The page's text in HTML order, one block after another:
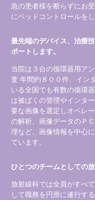
急の患者様を断らずにお
にベッドコントロールをし
最先端のデバイス、治療
ポートします。
当院は３台の循環器用ア
査 年間約８００件、イン
いる全国でも有数の循環
は被ばくの管理やインタ
要な画像を選定しオペレ
の解析、画像データのＰ
理など、画像情報を中心
ています。
ひとつのチームとしての
放射線科では全員がすべ
して職務を円滑に遂行す